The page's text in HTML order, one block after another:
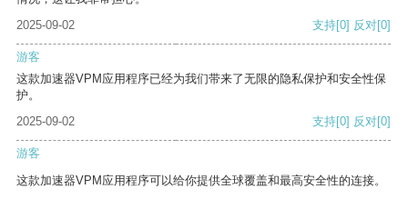
2025-09-02
支持[0] 反对[0]
游客
这款加速器VPM应用程序已经为我们带来了无限的隐私保护和安全性保
护。
2025-09-02
支持[0] 反对[0]
游客
这款加速器VPM应用程序可以给你提供全球覆盖和最高安全性的连接。